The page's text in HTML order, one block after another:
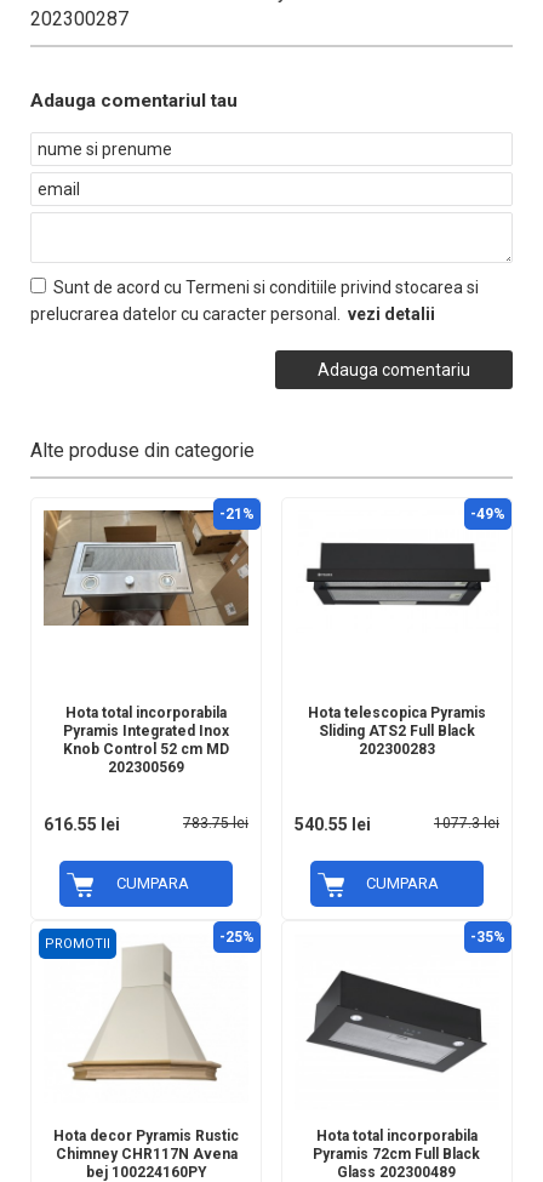
202300287
Adauga comentariul tau
Sunt de acord cu Termeni si conditiile privind stocarea si
prelucrarea datelor cu caracter personal.
vezi detalii
Alte produse din categorie
-21%
Hota total incorporabila
Pyramis Integrated Inox
Knob Control 52 cm MD
202300569
783.75 lei
616.55 lei
CUMPARA
-49%
Hota telescopica Pyramis
Sliding ATS2 Full Black
202300283
1077.3 lei
540.55 lei
CUMPARA
-25%
PROMOTII
Hota decor Pyramis Rustic
Chimney CHR117N Avena
bej 100224160PY
-35%
Hota total incorporabila
Pyramis 72cm Full Black
Glass 202300489